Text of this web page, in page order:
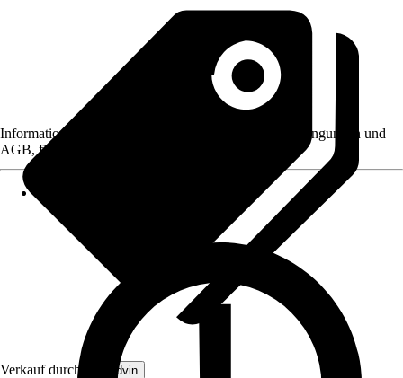
Verkauf durch: Brandvin
Informationen des Verkäufers, wie z. B. Rückgabebedingungen und
AGB, finden Sie bei Klick auf den Verkäufernamen.